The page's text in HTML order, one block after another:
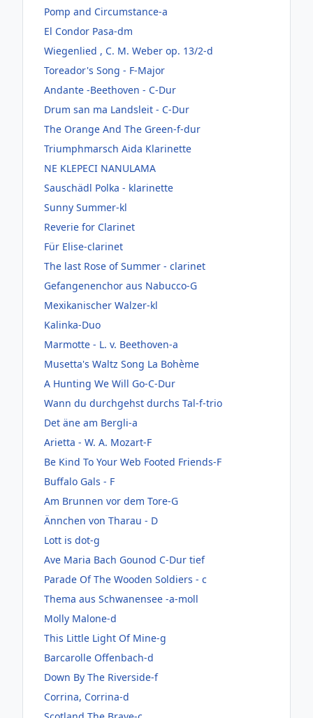
Pomp and Circumstance-a
El Condor Pasa-dm
Wiegenlied , C. M. Weber op. 13/2-d
Toreador's Song - F-Major
Andante -Beethoven - C-Dur
Drum san ma Landsleit - C-Dur
The Orange And The Green-f-dur
Triumphmarsch Aida Klarinette
NE KLEPECI NANULAMA
Sauschädl Polka - klarinette
Sunny Summer-kl
Reverie for Clarinet
Für Elise-clarinet
The last Rose of Summer - clarinet
Gefangenenchor aus Nabucco-G
Mexikanischer Walzer-kl
Kalinka-Duo
Marmotte - L. v. Beethoven-a
Musetta's Waltz Song La Bohème
A Hunting We Will Go-C-Dur
Wann du durchgehst durchs Tal-f-trio
Det äne am Bergli-a
Arietta - W. A. Mozart-F
Be Kind To Your Web Footed Friends-F
Buffalo Gals - F
Am Brunnen vor dem Tore-G
Ännchen von Tharau - D
Lott is dot-g
Ave Maria Bach Gounod C-Dur tief
Parade Of The Wooden Soldiers - c
Thema aus Schwanensee -a-moll
Molly Malone-d
This Little Light Of Mine-g
Barcarolle Offenbach-d
Down By The Riverside-f
Corrina, Corrina-d